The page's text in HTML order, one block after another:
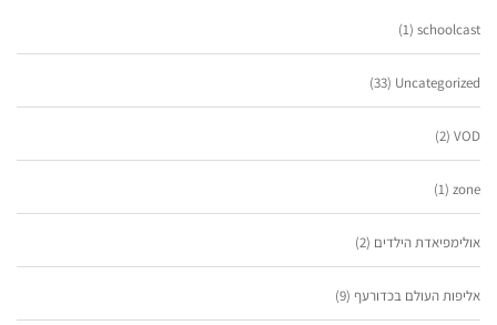
schoolcast
(1)
Uncategorized
(33)
VOD
(2)
zone
(1)
אולימפיאדת הילדים (2)
אליפות העולם בכדורעף (9)